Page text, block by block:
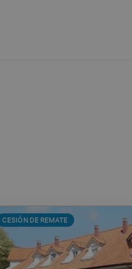
CESIÓN DE REMATE